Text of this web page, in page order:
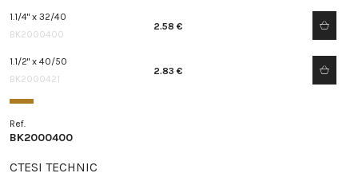
1.1/4" x 32/40
BK2000400
2.58 €
1.1/2" x 40/50
BK2000421
2.83 €
Ref.
BK2000400
CTESI TECHNIC